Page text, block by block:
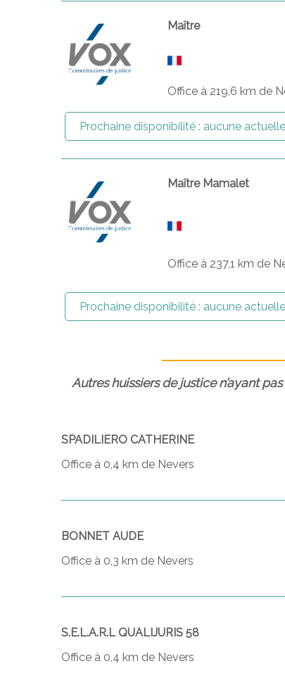
Maître
Office à 219,6 km de
Prochaine disponibilité : aucune
Maître Mamalet
Office à 237,1 km de
Prochaine disponibilité : aucune
Autres huissiers de justice n’ayant
SPADILIERO CATHERINE
Office à 0,4 km de Nevers
BONNET AUDE
Office à 0,3 km de Nevers
S.E.L.A.R.L QUALIJURIS 58
Office à 0,4 km de Nevers